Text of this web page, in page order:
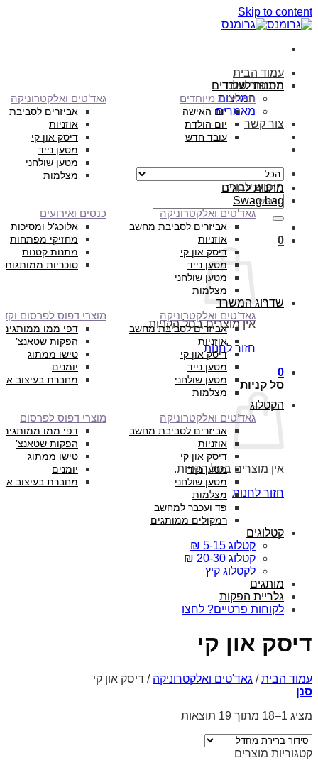
Skip to content
עמוד הבית
הסיפור שלנו
המלצות
מאמרים
צור קשר
חיפוש עבור:
0
אין מוצרים בסל הקניות.
חזור לחנות
0
סל קניות
אין מוצרים בסל הקניות.
חזור לחנות
מתנות לעובדים
תאריכים מיוחדים
יום האישה
יום הולדת
עובד חדש
גאד’טים ואלקטרוניקה
אביזרים לסביבת
אוזניות
דיסק און קי
מטען נייד
מטען שולחני
מצלמות
מתנות לחגים
Swag bag
גאד’טים ואלקטרוניקה
אביזרים לסביבת מחשב
אוזניות
דיסק און קי
מטען נייד
מטען שולחני
מצלמות
כנסים ואירועים
אלוכג’ל ומסיכות
מחזיקי מפתחות
מתנות קטנות
סוכריות ממותגות
שדרוג המשרד
גאד’טים ואלקטרוניקה
אביזרים לסביבת מחשב
אוזניות
דיסק און קי
מטען נייד
מטען שולחני
מצלמות
מוצרי דפוס לפרסום
דפי ממו ממותגים
הפקות שטאנצ’
טישו ממתוג
יומנים
מחברת בעיצוב
הקטלוג
גאד’טים ואלקטרוניקה
אביזרים לסביבת מחשב
אוזניות
דיסק און קי
מטען נייד
מטען שולחני
מצלמות
פד ועכבר למחשב
רמקולים ממותגים
מוצרי דפוס לפרסום
דפי ממו ממותגים
הפקות שטאנצ’
טישו ממתוג
יומנים
מחברת בעיצוב
קטלוגים
קטלוג 5-15 ₪
קטלוג 20-30 ₪
לקטלוג קיץ
מותגים
גלריית הפקות
לקוחות פרטיים? לחצו
דיסק און קי
עמוד הבית / גאד'טים ואלקטרוניקה / דיסק און קי
סנן
מציג 1–18 מתוך 19 תוצאות
קטגוריות מוצרים